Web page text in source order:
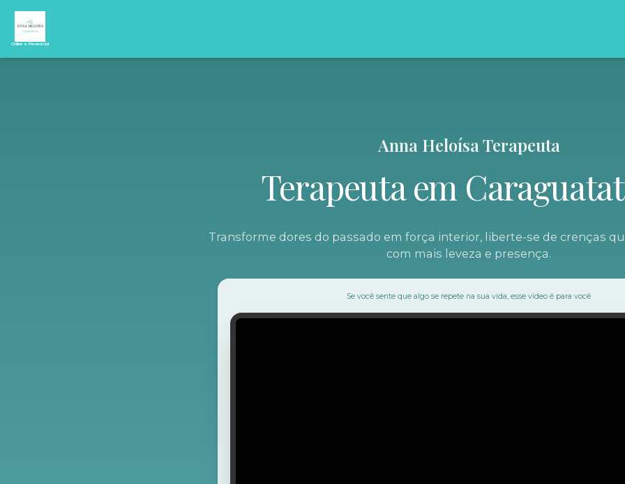
Online e Presencial
Anna Heloísa Terapeuta
Terapeuta em
Transforme dores do passado em força interior, liberte-se de crenças
com mais leveza e presença.
Se você sente que algo se repete na sua vida, esse vídeo é para você